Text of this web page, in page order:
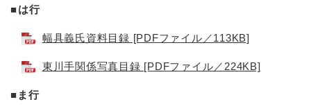
■は行
幅具義氏資料目録 [PDFファイル／113KB]
東川手関係写真目録 [PDFファイル／224KB]
■ ま行